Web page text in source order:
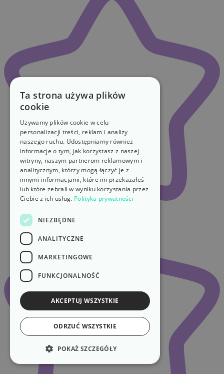
Ta strona używa plików
cookie
Używamy plików cookie w celu
personalizacji treści, reklam i analizy
naszego ruchu. Udostępniamy również
informacje o tym, jak korzystasz z naszej
witryny, naszym partnerom reklamowym i
analitycznym, którzy mogą łączyć je z
innymi informacjami, które im przekazałeś
lub które zebrali w wyniku korzystania przez
Ciebie z ich usług. Polityka prywatności
NIEZBĘDNE
ANALITYCZNE
MARKETINGOWE
FUNKCJONALNOŚĆ
AKCEPTUJ WSZYSTKIE
ODRZUĆ WSZYSTKIE
POKAŻ SZCZEGÓŁY